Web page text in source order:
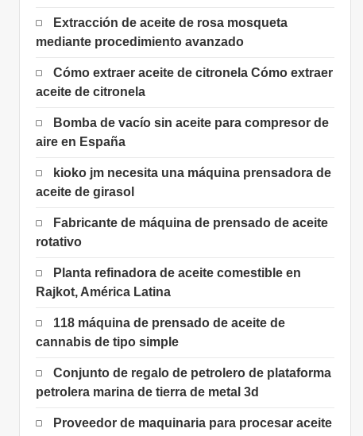
Extracción de aceite de rosa mosqueta
mediante procedimiento avanzado
Cómo extraer aceite de citronela Cómo extraer
aceite de citronela
Bomba de vacío sin aceite para compresor de
aire en España
kioko jm necesita una máquina prensadora de
aceite de girasol
Fabricante de máquina de prensado de aceite
rotativo
Planta refinadora de aceite comestible en
Rajkot, América Latina
118 máquina de prensado de aceite de
cannabis de tipo simple
Conjunto de regalo de petrolero de plataforma
petrolera marina de tierra de metal 3d
Proveedor de maquinaria para procesar aceite